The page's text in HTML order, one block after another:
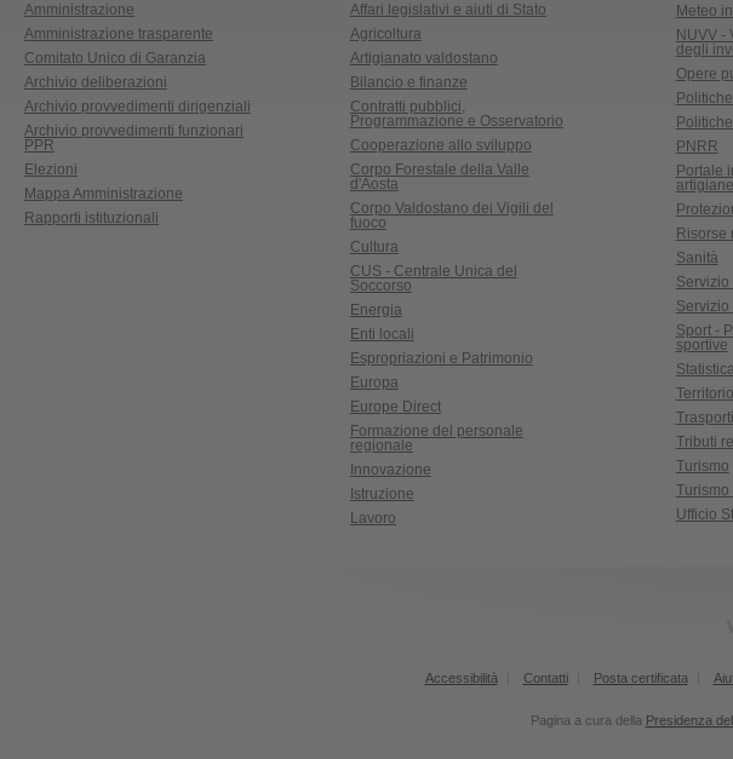
Amministrazione
Amministrazione trasparente
Comitato Unico di Garanzia
Archivio deliberazioni
Archivio provvedimenti dirigenziali
Archivio provvedimenti funzionari
PPR
Elezioni
Mappa Amministrazione
Rapporti istituzionali
Affari legislativi e aiuti di Stato
Agricoltura
Artigianato valdostano
Bilancio e finanze
Contratti pubblici,
Programmazione e Osservatorio
Cooperazione allo sviluppo
Corpo Forestale della Valle
d'Aosta
Corpo Valdostano dei Vigili del
fuoco
Cultura
CUS - Centrale Unica del
Soccorso
Energia
Enti locali
Espropriazioni e Patrimonio
Europa
Europe Direct
Formazione del personale
regionale
Innovazione
Istruzione
Lavoro
Meteo
NUVV -
degli
Opere
PNRR
Portale
artigiane
Risorse
Sanità
Servizio
Sport -
sportive
Trasporti
Tributi
Turismo
Ufficio
Accessibilità Contatti Posta certificata
Pagina a cura della Presidenza